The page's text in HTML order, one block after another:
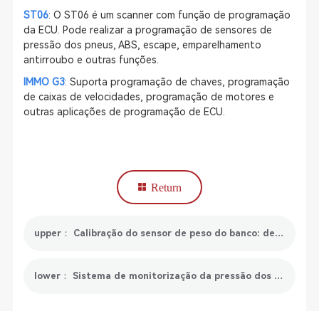
ST06: O ST06 é um scanner com função de programação
da ECU. Pode realizar a programação de sensores de
pressão dos pneus, ABS, escape, emparelhamento
antirroubo e outras funções.
IMMO G3: Suporta programação de chaves, programação
de caixas de velocidades, programação de motores e
outras aplicações de programação de ECU.
Return
upper： Calibração do sensor de peso do banco: definição, importância e funcionamento
lower： Sistema de monitorização da pressão dos pneus (TPMS): tudo o que precisa de saber